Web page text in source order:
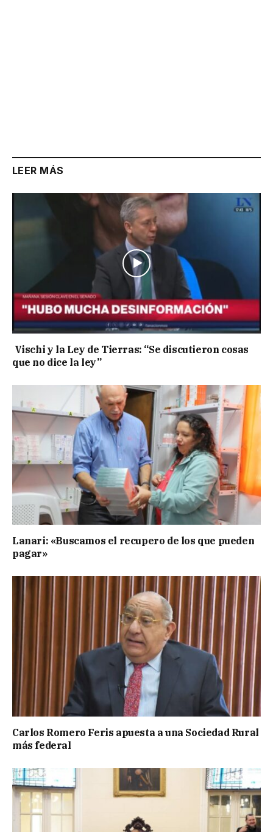
LEER MÁS
Vischi y la Ley de Tierras: “Se discutieron cosas
que no dice la ley”
Lanari: «Buscamos el recupero de los que pueden
pagar»
Carlos Romero Feris apuesta a una Sociedad Rural
más federal